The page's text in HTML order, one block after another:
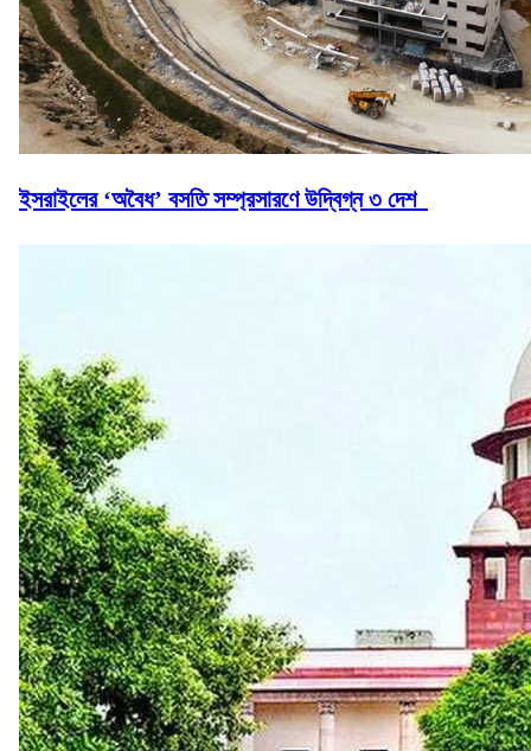
ইসরাইলের ‘অবৈধ’ বসতি সম্প্রসারণে উদ্বিগ্ন ৩ দেশ